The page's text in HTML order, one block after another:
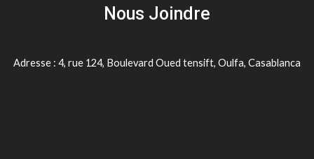
Nous Joindre
Adresse : 4, rue 124, Boulevard Oued tensift, Oulfa, Casablanca